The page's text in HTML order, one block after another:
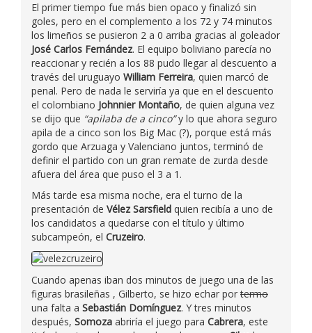
El primer tiempo fue más bien opaco y finalizó sin
goles, pero en el complemento a los 72 y 74 minutos
los limeños se pusieron 2 a 0 arriba gracias al goleador
José Carlos Fernández. El equipo boliviano parecía no
reaccionar y recién a los 88 pudo llegar al descuento a
través del uruguayo William Ferreira, quien marcó de
penal. Pero de nada le serviría ya que en el descuento
el colombiano Johnnier Montaño, de quien alguna vez
se dijo que “apilaba de a cinco”y lo que ahora seguro
apila de a cinco son los Big Mac (?), porque está más
gordo que Arzuaga y Valenciano juntos, terminó de
definir el partido con un gran remate de zurda desde
afuera del área que puso el 3 a 1.
Más tarde esa misma noche, era el turno de la
presentación de Vélez Sarsfield quien recibía a uno de
los candidatos a quedarse con el título y último
subcampeón, el Cruzeiro.
Cuando apenas iban dos minutos de juego una de las
figuras brasileñas , Gilberto, se hizo echar portermo
una falta a Sebastián Domínguez. Y tres minutos
después, Somoza abriría el juego para Cabrera, este